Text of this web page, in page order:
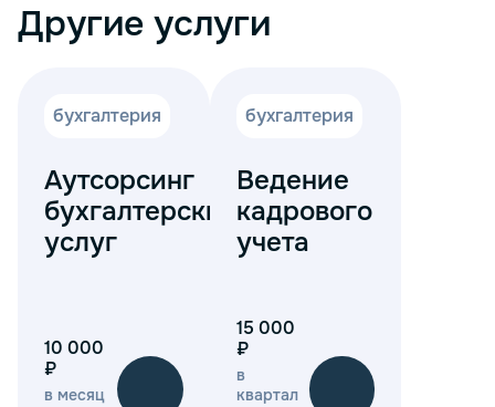
Другие услуги
бухгалтерия
Аутсорсинг
бухгалтерских
услуг
10 000
₽
в месяц
бухгалтерия
Ведение
кадрового
учета
15 000
₽
в
квартал